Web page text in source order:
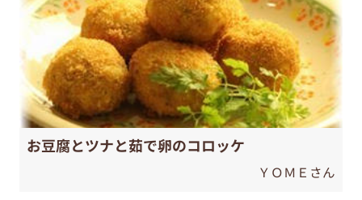
お豆腐とツナと茹で卵のコロッケ
ＹＯＭＥさん